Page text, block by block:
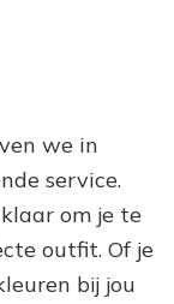
we in
service.
om je te
outfit. Of je
bij jou